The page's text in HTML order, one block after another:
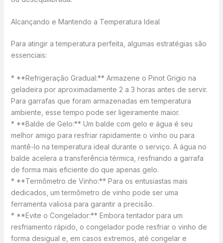
Alcançando e Mantendo a Temperatura Ideal
Para atingir a temperatura perfeita, algumas estratégias são
essenciais:
* **Refrigeração Gradual:** Armazene o Pinot Grigio na
geladeira por aproximadamente 2 a 3 horas antes de servir.
Para garrafas que foram armazenadas em temperatura
ambiente, esse tempo pode ser ligeiramente maior.
* **Balde de Gelo:** Um balde com gelo e água é seu
melhor amigo para resfriar rapidamente o vinho ou para
mantê-lo na temperatura ideal durante o serviço. A água no
balde acelera a transferência térmica, resfriando a garrafa
de forma mais eficiente do que apenas gelo.
* **Termômetro de Vinho:** Para os entusiastas mais
dedicados, um termômetro de vinho pode ser uma
ferramenta valiosa para garantir a precisão.
* **Evite o Congelador:** Embora tentador para um
resfriamento rápido, o congelador pode resfriar o vinho de
forma desigual e, em casos extremos, até congelar e